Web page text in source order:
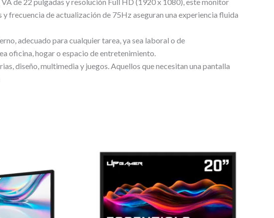
de 22 pulgadas y resolución Full HD (1920 x 1080), este monitor
frecuencia de actualización de 75Hz aseguran una experiencia fluida
adecuado para cualquier tarea, ya sea laboral o de
oficina, hogar o espacio de entretenimiento.
diseño, multimedia y juegos. Aquellos que necesitan una pantalla